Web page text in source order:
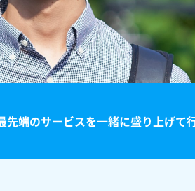
端のサービスを一緒に盛り上げて